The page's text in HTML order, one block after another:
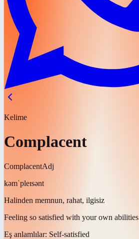
Kelime
Complacent
ComplacentAdj
kəmˈpleɪsənt
Halinden memnun, rahat, ilgisiz
Feeling so satisfied with your own abilities
Eş anlamlılar: Self-satisfied